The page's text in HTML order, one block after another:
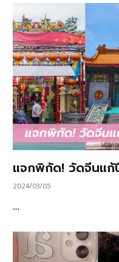
แจกพิกัด! วัดจีนแก้
2024/03/05
…